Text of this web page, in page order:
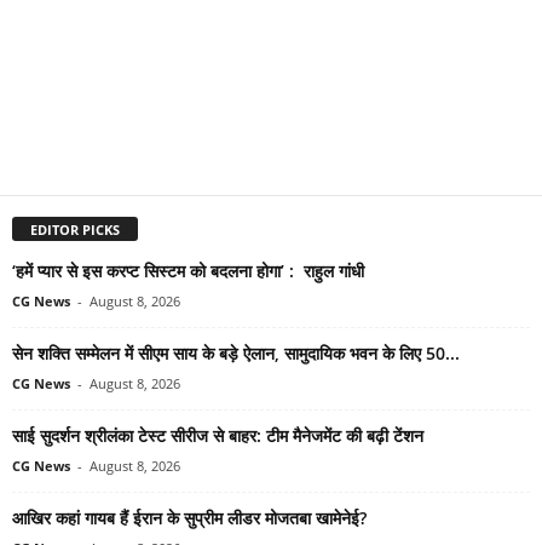
EDITOR PICKS
‘हमें प्यार से इस करप्ट सिस्टम को बदलना होगा’ : राहुल गांधी
CG News - August 8, 2026
सेन शक्ति सम्मेलन में सीएम साय के बड़े ऐलान, सामुदायिक भवन के लिए 50...
CG News - August 8, 2026
साई सुदर्शन श्रीलंका टेस्ट सीरीज से बाहर: टीम मैनेजमेंट की बढ़ी टेंशन
CG News - August 8, 2026
आखिर कहां गायब हैं ईरान के सुप्रीम लीडर मोजतबा खामेनेई?